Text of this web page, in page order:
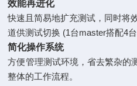
效能再进化
快速且简易地扩充测试，同时将
道供测试切换 (1台master搭配4台
简化操作系统
方便管理测试环境，省去繁杂的
整体的工作流程。